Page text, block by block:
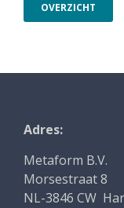
OVERZICHT
Adres:
Metaform B.V.
Morsestraat 8
NL-3846 CW